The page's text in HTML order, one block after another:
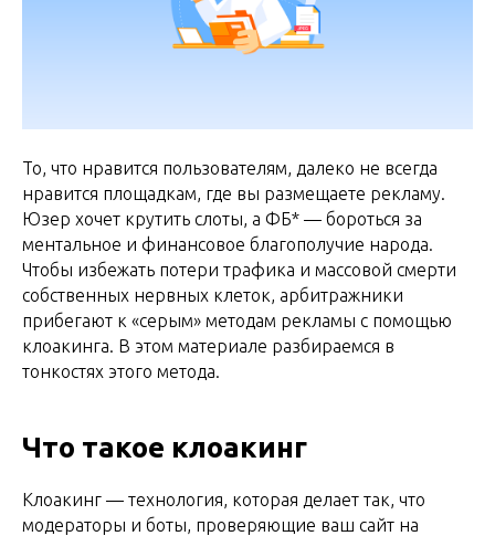
То, что нравится пользователям, далеко не всегда
нравится площадкам, где вы размещаете рекламу.
Юзер хочет крутить слоты, а ФБ* — бороться за
ментальное и финансовое благополучие народа.
Чтобы избежать потери трафика и массовой смерти
собственных нервных клеток, арбитражники
прибегают к «серым» методам рекламы с помощью
клоакинга. В этом материале разбираемся в
тонкостях этого метода.
Что такое клоакинг
Клоакинг — технология, которая делает так, что
модераторы и боты, проверяющие ваш сайт на